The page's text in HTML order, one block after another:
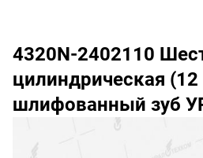
4320N-2402110
цилиндрическая (12
шлифованный зуб